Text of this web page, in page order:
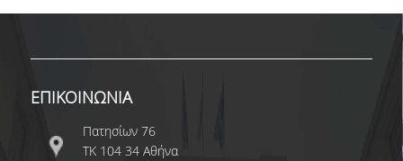
ΜΕΤΑΔΙΔΑΚΤΟΡΙΚΟΙ ΕΡΕΥΝΗΤΕΣ
ΕΠΙΚΟΙΝΩΝΙΑ
Πατησίων 76
ΤΚ 104 34 Αθήνα